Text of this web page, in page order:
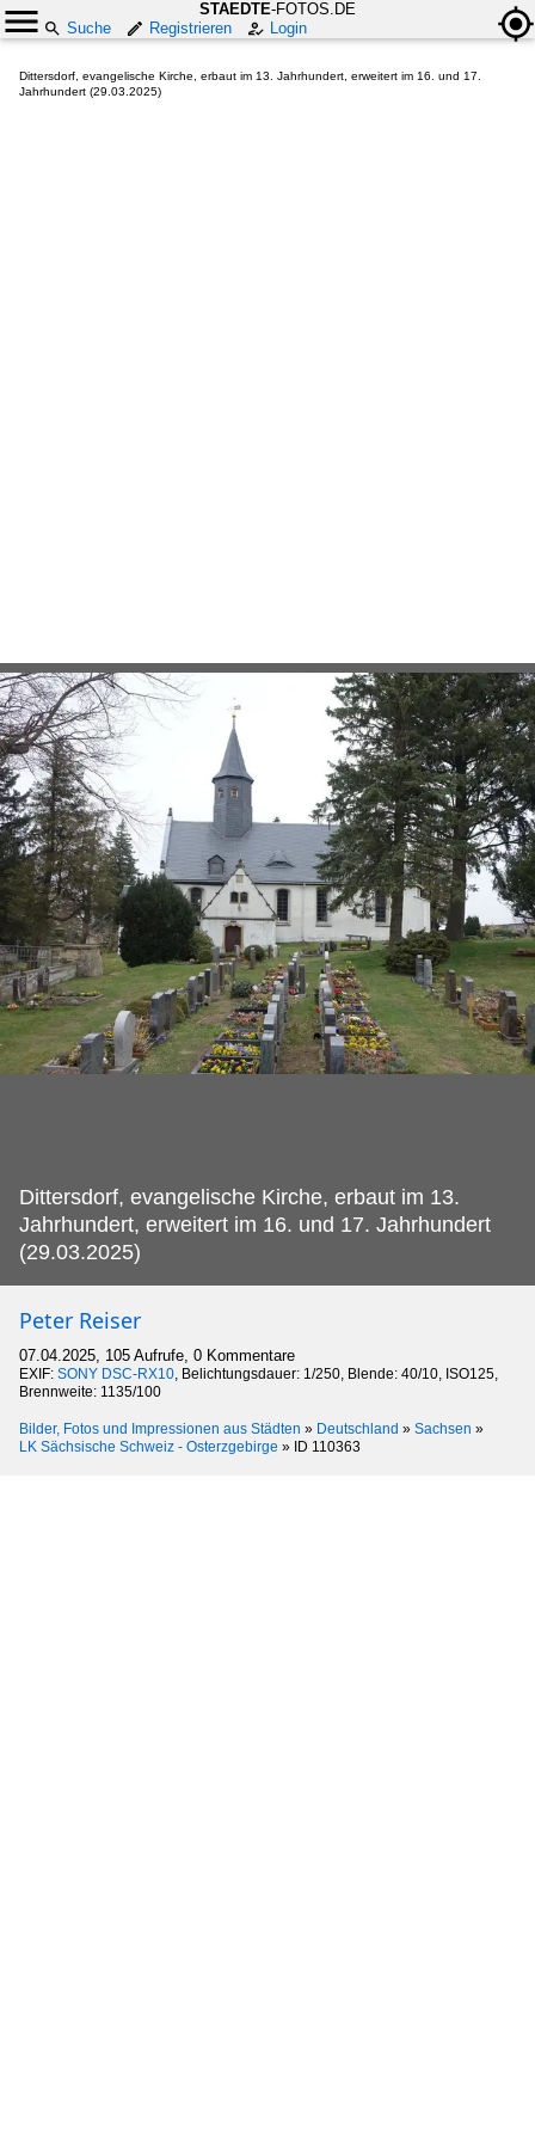
STAEDTE-FOTOS.DE
Suche
Registrieren Login
Dittersdorf, evangelische Kirche, erbaut im 13. Jahrhundert, erweitert im 16. und 17.
Jahrhundert (29.03.2025)
Dittersdorf, evangelische Kirche, erbaut im 13.
Jahrhundert, erweitert im 16. und 17. Jahrhundert
(29.03.2025)
Peter Reiser
07.04.2025, 105 Aufrufe, 0 Kommentare
EXIF: SONY DSC-RX10, Belichtungsdauer: 1/250, Blende: 40/10, ISO125,
Brennweite: 1135/100
Bilder, Fotos und Impressionen aus Städten » Deutschland » Sachsen »
LK Sächsische Schweiz - Osterzgebirge » ID 110363